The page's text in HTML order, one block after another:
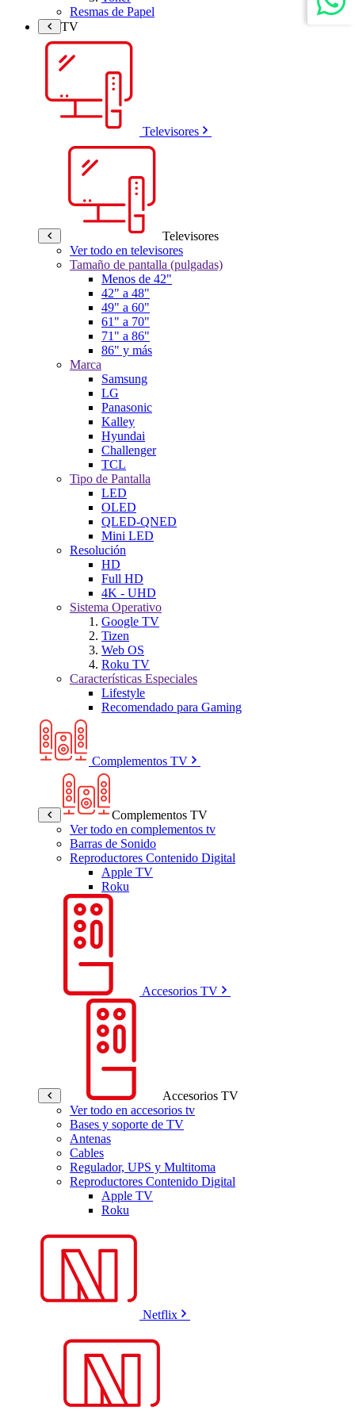
Resmas de Papel
TV
Televisores
Televisores
Ver todo en televisores
Tamaño de pantalla (pulgadas)
Menos de 42"
42" a 48"
49" a 60"
61" a 70"
71" a 86"
86" y más
Marca
Samsung
LG
Panasonic
Kalley
Hyundai
Challenger
TCL
Tipo de Pantalla
LED
OLED
QLED-QNED
Mini LED
Resolución
HD
Full HD
4K - UHD
Sistema Operativo
Google TV
Tizen
Web OS
Roku TV
Características Especiales
Lifestyle
Recomendado para Gaming
Complementos TV
Complementos TV
Ver todo en complementos tv
Barras de Sonido
Reproductores Contenido Digital
Apple TV
Roku
Accesorios TV
Accesorios TV
Ver todo en accesorios tv
Bases y soporte de TV
Antenas
Cables
Regulador, UPS y Multitoma
Reproductores Contenido Digital
Apple TV
Roku
Netflix